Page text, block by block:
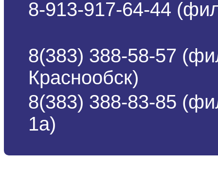
8-913-917-64-44
8(383) 388-58-57
Краснообск)
8(383) 388-83-85
1а)